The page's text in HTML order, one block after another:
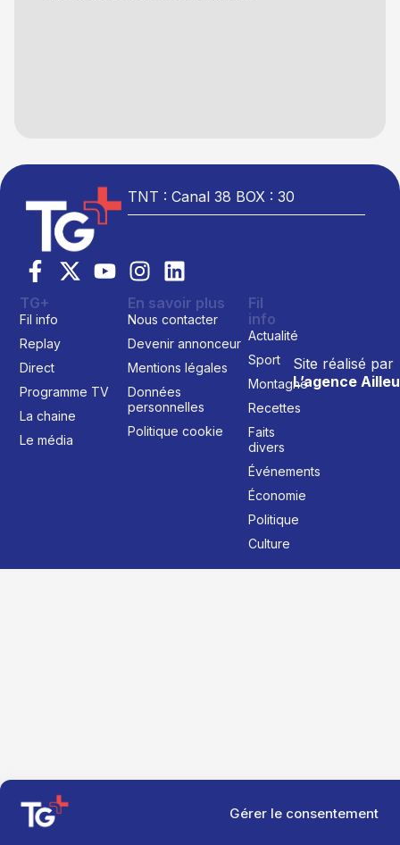
Gérer le consentement
TNT : Canal 38 BOX : 30
Site réalisé par
L’agence
TG+
Fil info
Replay
Direct
Programme TV
La chaine
Le média
En savoir plus
Nous contacter
Devenir annonceur
Mentions légales
Données
personnelles
Politique cookie
Fil
info
Actualité
Sport
Montagne
Recettes
Faits
divers
Événements
Économie
Politique
Culture